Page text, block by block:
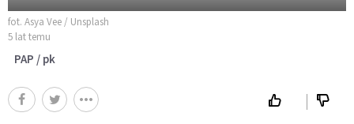
fot. Asya Vee / Unsplash
5 lat temu
PAP / pk